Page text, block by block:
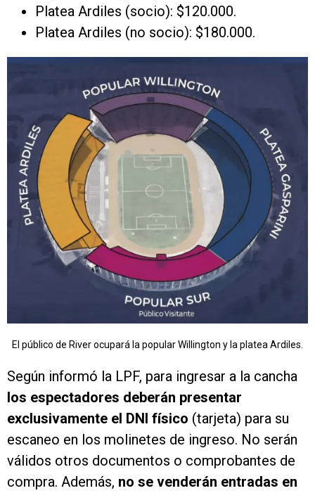
Platea Ardiles (socio): $120.000.
Platea Ardiles (no socio): $180.000.
El público de River ocupará la popular Willington y la platea Ardiles.
Según informó la LPF, para ingresar a la cancha
los espectadores deberán presentar
exclusivamente el DNI físico (tarjeta) para su
escaneo en los molinetes de ingreso. No serán
válidos otros documentos o comprobantes de
compra. Además, no se venderán entradas en